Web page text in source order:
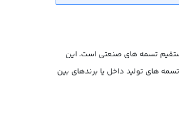
تسمه های صنعتی است. این
های تولید داخل یا برندهای بین